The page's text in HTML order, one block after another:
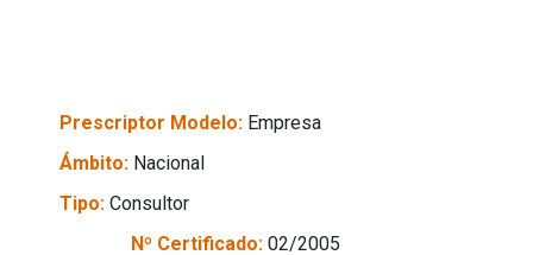
Prescriptor Modelo: Empresa
Ámbito: Nacional
Tipo: Consultor
Nº Certificado: 02/2005